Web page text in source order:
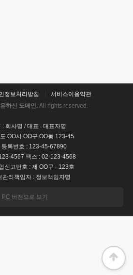
정보처리방침
서비스이용약관
하신 도메인. All rights reserved.
: 회사명 / 대표 : 대표자명
OO시 OO구 OO동 123-45
등록번호 : 123-45-67890
4567 팩스 : 02-123-4568
신고번호 : 제 OO구 - 123호
관리책임자 : 정보책임자명
PC 버전으로 보기